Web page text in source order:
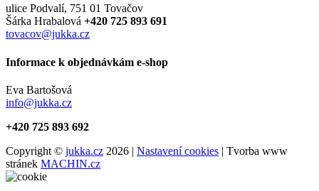
ulice Podvalí, 751 01 Tovačov
Šárka Hrabalová +420 725 893 691
tovacov@jukka.cz
Informace k objednávkám e-shop
Eva Bartošová
info@jukka.cz
+420 725 893 692
Copyright © jukka.cz 2026 | Nastavení cookies | Tvorba www
stránek MACHIN.cz